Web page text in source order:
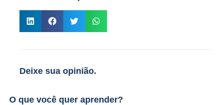
Deixe sua opinião.
O que você quer aprender?